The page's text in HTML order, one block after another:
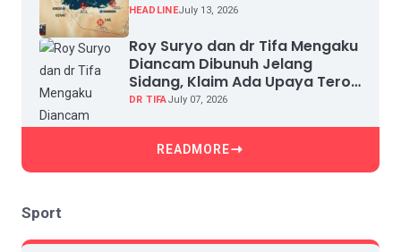
HEADLINEJuly 13, 2026
Roy Suryo dan dr Tifa Mengaku
Diancam Dibunuh Jelang
Sidang, Klaim Ada Upaya Teror
dan Intimidasi
DR TIFAJuly 07, 2026
READMORE
Sport